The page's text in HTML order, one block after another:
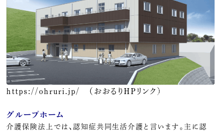
https://ohruri.jp/ （おおるりHPリンク）
グループホーム
介護保険法上では、認知症共同生活介護と言います。主に認